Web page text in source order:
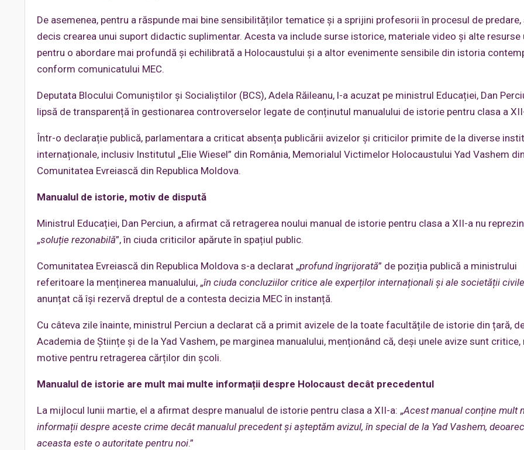
De asemenea, pentru a răspunde mai bine sensibilităților tematice și a sprijini profesorii în procesul de predare,
decis crearea unui suport didactic suplimentar. Acesta va include surse istorice, materiale video și alte resurse
pentru o abordare mai profundă și echilibrată a Holocaustului și a altor evenimente sensibile din istoria
conform comunicatului MEC.
Deputata Blocului Comuniștilor și Socialiștilor (BCS), Adela Răileanu, l-a acuzat pe ministrul Educației, Dan
lipsă de transparență în gestionarea controverselor legate de conținutul manualului de istorie pentru clasa a
Într-o declarație publică, parlamentara a criticat absența publicării avizelor și criticilor primite de la diverse
internaționale, inclusiv Institutul „Elie Wiesel” din România, Memorialul Victimelor Holocaustului Yad Vashem
Comunitatea Evreiască din Republica Moldova.
Manualul de istorie, motiv de dispută
Ministrul Educației, Dan Perciun, a afirmat că retragerea noului manual de istorie pentru clasa a XII-a nu
„soluție rezonabilă”, în ciuda criticilor apărute în spațiul public.
Comunitatea Evreiască din Republica Moldova s-a declarat „profund îngrijorată” de poziția publică a ministrului
referitoare la menținerea manualului, „în ciuda concluziilor critice ale experților internaționali și ale societății civile
anunțat că își rezervă dreptul de a contesta decizia MEC în instanță.
Cu câteva zile înainte, ministrul Perciun a declarat că a primit avizele de la toate facultățile de istorie din țară,
Academia de Științe și de la Yad Vashem, pe marginea manualului, menționând că, deși unele avize sunt critice,
motive pentru retragerea cărților din școli.
Manualul de istorie are mult mai multe informații despre Holocaust decât precedentul
La mijlocul lunii martie, el a afirmat despre manualul de istorie pentru clasa a XII-a: „Acest manual conține mult
informații despre aceste crime decât manualul precedent și așteptăm avizul, în special de la Yad Vashem,
aceasta este o autoritate pentru noi.”